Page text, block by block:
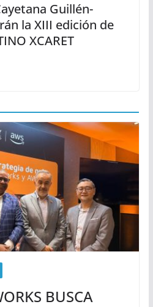
Guillén-
la XIII edición de
XCARET
BUSCA